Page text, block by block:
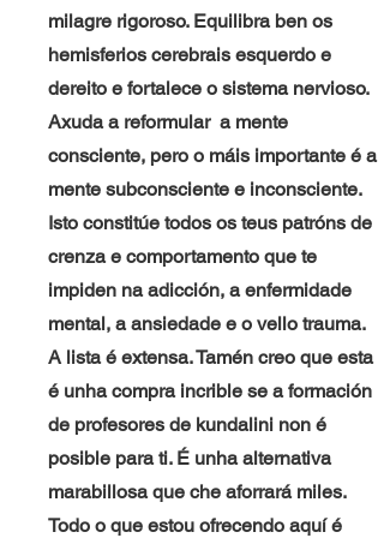
milagre rigoroso. Equilibra ben os
hemisferios cerebrais esquerdo e
dereito e fortalece o sistema nervioso.
Axuda a reformular a mente
consciente, pero o máis importante é a
mente subconsciente e inconsciente.
Isto constitúe todos os teus patróns de
crenza e comportamento que te
impiden na adicción, a enfermidade
mental, a ansiedade e o vello trauma.
A lista é extensa. Tamén creo que esta
é unha compra incrible se a formación
de profesores de kundalini non é
posible para ti. É unha alternativa
marabillosa que che aforrará miles.
Todo o que estou ofrecendo aquí é